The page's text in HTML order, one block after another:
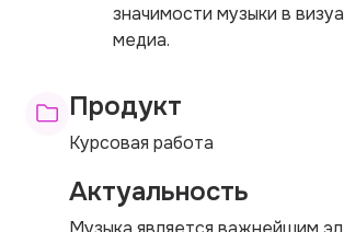
значимости музыки в
медиа.
Продукт
Курсовая работа
Актуальность